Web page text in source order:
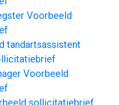
Voorbeeld
tandartsassistent
Voorbeeld
sollicitatiebrief